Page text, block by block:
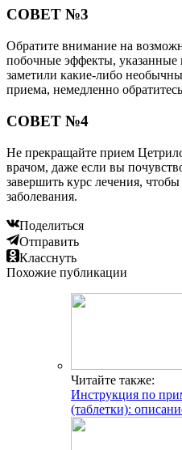
СОВЕТ №3
Обратите внимание на
побочные эффекты,
заметили какие-либо
приема, немедленно
СОВЕТ №4
Не прекращайте прием
врачом, даже если вы
завершить курс лечения,
заболевания.
Поделиться
Отправить
Класснуть
Похожие публикации
Читайте также:
Инструкция по
(таблетки):